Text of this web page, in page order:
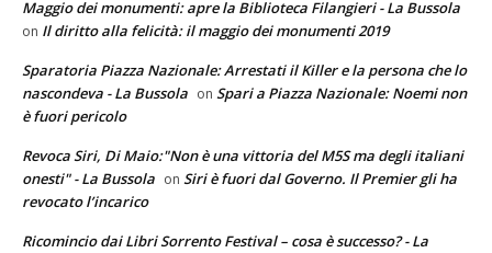
Maggio dei monumenti: apre la Biblioteca Filangieri - La Bussola
on Il diritto alla felicità: il maggio dei monumenti 2019
Sparatoria Piazza Nazionale: Arrestati il Killer e la persona che lo
nascondeva - La Bussola on Spari a Piazza Nazionale: Noemi non
è fuori pericolo
Revoca Siri, Di Maio:"Non è una vittoria del M5S ma degli italiani
onesti" - La Bussola on Siri è fuori dal Governo. Il Premier gli ha
revocato l’incarico
Ricomincio dai Libri Sorrento Festival – cosa è successo? - La